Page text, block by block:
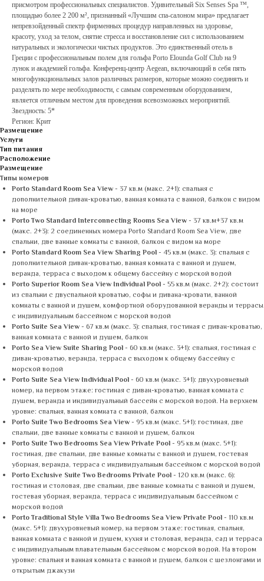
присмотром профессиональных специалистов. Удивительный Six Senses Spa ™,
площадью более 2 200 м², признанный «Лучшим спа-салоном мира» предлагает
непревзойденный спектр фирменных процедур направленных на здоровье,
красоту, уход за телом, снятие стресса и восстановление сил с использованием
натуральных и экологически чистых продуктов. Это единственный отель в
Греции с профессиональным полем для гольфа Porto Elounda Golf Club на 9
лунок и академией гольфа. Конференц-центр Aegean, включающий в себя пять
многофункциональных залов различных размеров, которые можно соединять и
разделять по мере необходимости, с самым современным оборудованием,
является отличным местом для проведения всевозможных мероприятий.
Звездность: 5*
Регион: Крит
Размещение
Услуги
Тип питания
Расположение
Размещение
Типы номеров
Porto Standard Room Sea View- 37 кв.м (макс. 2+1): спальня с
дополнительной диван-кроватью, ванная комната с ванной, балкон с видом
на море
Porto Two Standard Interconnecting Rooms Sea View- 37 кв.м+37 кв.м
(макс. 2+3): 2 соединенных номера Porto Standard Room Sea View, две
спальни, две ванные комнаты с ванной, балкон с видом на море
Porto Standard Room Sea View Sharing Pool- 45 кв.м (макс. 3): спальня с
дополнительной диван-кроватью, ванная комната с ванной и душем,
веранда, терраса с выходом к общему бассейну с морской водой
Porto Superior Room Sea View Individual Pool- 55 кв.м (макс. 2+2): состоит
из спальни с двуспальной кроватью, софы и дивана-кровати, ванной
комнаты с ванной и душем, комфортной оборудованной веранды и террасы
с индивидуальным бассейном с морской водой
Porto Suite Sea View- 67 кв.м (макс. 3): спальня, гостиная с диван-кроватью,
ванная комната с ванной и душем, балкон
Porto Sea View Suite Sharing Pool- 60 кв.м (макс. 3+1): спальня, гостиная с
диван-кроватью, веранда, терраса с выходом к общему бассейну с
морской водой
Porto Suite Sea View Individual Pool- 60 кв.м (макс. 3+1): двухуровневый
номер, на первом этаже: гостиная с диван-кроватью, ванная комната с
душем, веранда и индивидуальный бассейн с морской водой. На верхнем
уровне: спальня, ванная комната с ванной, балкон
Porto Suite Two Bedrooms Sea View- 95 кв.м (макс. 5+1): гостиная, две
спальни, две ванные комнаты с ванной и душем, балкон
Porto Suite Two Bedrooms Sea View Private Pool- 95 кв.м (макс. 5+1):
гостиная, две спальни, две ванные комнаты с ванной и душем, гостевая
уборная, веранда, терраса с индивидуальным бассейном с морской водой
Porto Exclusive Suite Two Bedrooms Private Pool- 120 кв.м (макс. 6):
гостиная и столовая, две спальни, две ванные комнаты с ванной и душем,
гостевая уборная, веранда, терраса с индивидуальным бассейном с
морской водой
Porto Traditional Style Villa Two Bedrooms Sea View Private Pool- 110 кв.м
(макс. 5+1): двухуровневый номер, на первом этаже: гостиная, спальня,
ванная комната с ванной и душем, кухня и столовая, веранда, сад и терраса
с индивидуальным плавательным бассейном с морской водой. На втором
уровне: спальня и ванная комната с ванной и душем, балкон с шезлонгами и
открытым джакузи